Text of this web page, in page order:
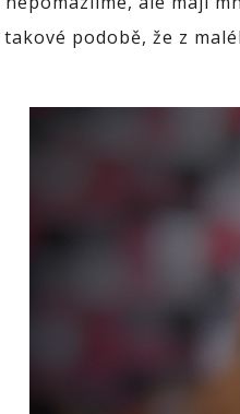
takové podobě, že z